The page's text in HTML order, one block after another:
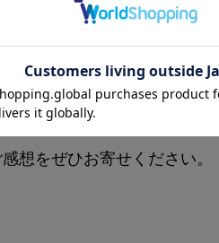
るお客様の声
想をぜひお寄せください。